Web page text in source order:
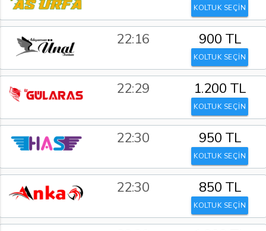
KOLTUK SEÇİN
22:16 900 TL
KOLTUK SEÇİN
22:29 1.200 TL
KOLTUK SEÇİN
22:30 950 TL
KOLTUK SEÇİN
22:30 850 TL
KOLTUK SEÇİN